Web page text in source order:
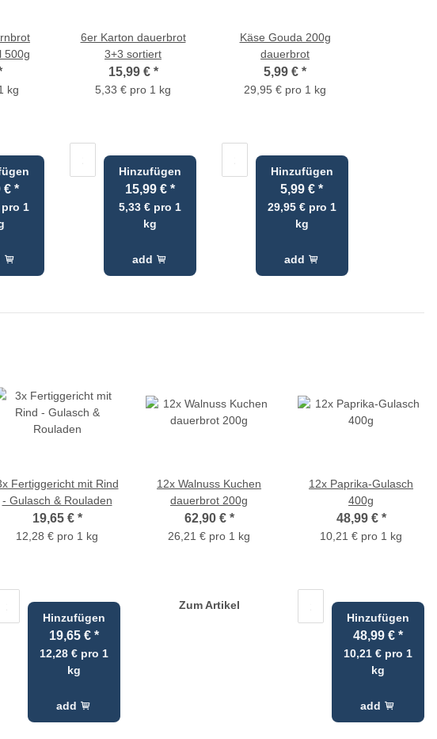
500g
kg
€*
pro 1
6er Karton dauerbrot
3+3 sortiert
15,99 € *
5,33 € pro 1 kg
Hinzufügen
15,99 € *
5,33 € pro 1
kg
add
Käse Gouda 200g
dauerbrot
5,99 € *
29,95 € pro 1 kg
Hinzufügen
5,99 €*
29,95 € pro 1
kg
add
Fertiggericht mit Rind
- Gulasch & Rouladen
19,65 € *
12,28 € pro 1 kg
Hinzufügen
19,65 € *
12,28 € pro 1
kg
add
12x Walnuss Kuchen
dauerbrot 200g
62,90 € *
26,21 € pro 1 kg
Zum Artikel
12x Paprika-Gulasch
400g
48,99 € *
10,21 € pro 1 kg
Hinzufügen
48,99 € *
10,21 € pro 1
kg
add